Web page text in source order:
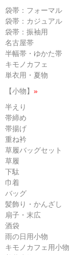
袋帯：フォーマル
袋帯：カジュアル
袋帯：振袖用
名古屋帯
半幅帯・ゆかた帯
キモノカフェ
単衣用・夏物
【小物】 »
半えり
帯締め
帯揚げ
重ね衿
草履バッグセット
草履
下駄
巾着
バッグ
髪飾り・かんざし
扇子・末広
酒袋
雨の日用小物
キモノカフェ用小物